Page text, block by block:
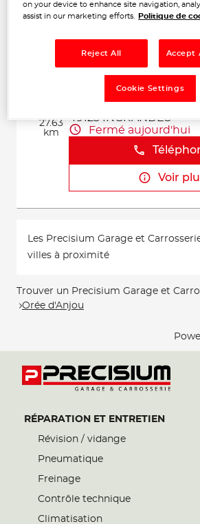
27.63
km
ILF AUTOS
49123 INGRANDES
Fermé aujourd'hui
Voir
Les Precisium Garage et
villes à proximité
Trouver un Precisium Garage et
Orée d'Anjou
RÉPARATION ET ENTRETIEN
Révision / vidange
Pneumatique
Freinage
Contrôle technique
Climatisation
on your device to enhance site navigation,
assist in our marketing efforts.
Politique de
Reject All Accept
Cookie Settings